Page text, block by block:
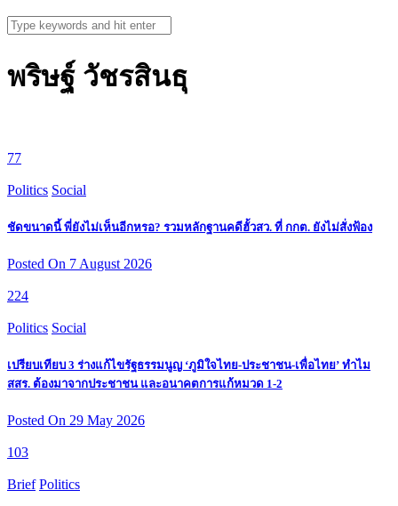
พริษฐ์ วัชรสินธุ
77
Politics Social
ชัดขนาดนี้ พี่ยังไม่เห็นอีกหรอ? รวมหลักฐานคดีฮั้วสว. ที่ กกต. ยังไม่สั่งฟ้อง
Posted On 7 August 2026
224
Politics Social
เปรียบเทียบ 3 ร่างแก้ไขรัฐธรรมนูญ ‘ภูมิใจไทย-ประชาชน-เพื่อไทย’ ทำไม
สสร. ต้องมาจากประชาชน และอนาคตการแก้หมวด 1-2
Posted On 29 May 2026
103
Brief Politics